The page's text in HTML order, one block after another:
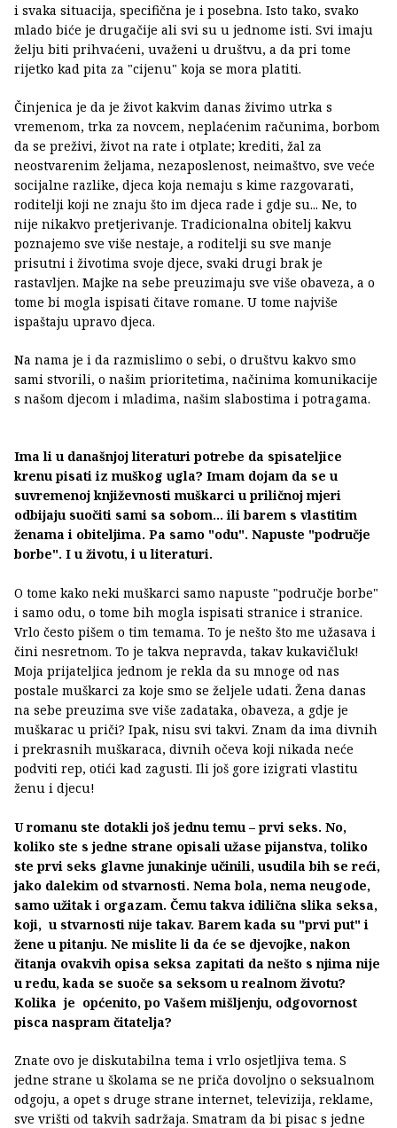
i svaka situacija, specifična je i posebna. Isto tako, svako
mlado biće je drugačije ali svi su u jednome isti. Svi imaju
želju biti prihvaćeni, uvaženi u društvu, a da pri tome
rijetko kad pita za "cijenu" koja se mora platiti.
Činjenica je da je život kakvim danas živimo utrka s
vremenom, trka za novcem, neplaćenim računima, borbom
da se preživi, život na rate i otplate; krediti, žal za
neostvarenim željama, nezaposlenost, neimaštvo, sve veće
socijalne razlike, djeca koja nemaju s kime razgovarati,
roditelji koji ne znaju što im djeca rade i gdje su... Ne, to
nije nikakvo pretjerivanje. Tradicionalna obitelj kakvu
poznajemo sve više nestaje, a roditelji su sve manje
prisutni i životima svoje djece, svaki drugi brak je
rastavljen. Majke na sebe preuzimaju sve više obaveza, a o
tome bi mogla ispisati čitave romane. U tome najviše
ispaštaju upravo djeca.
Na nama je i da razmislimo o sebi, o društvu kakvo smo
sami stvorili, o našim prioritetima, načinima komunikacije
s našom djecom i mladima, našim slabostima i potragama.
Ima li u današnjoj literaturi potrebe da spisateljice
krenu pisati iz muškog ugla? Imam dojam da se u
suvremenoj književnosti muškarci u priličnoj mjeri
odbijaju suočiti sami sa sobom… ili barem s vlastitim
ženama i obiteljima. Pa samo "odu". Napuste "područje
borbe". I u životu, i u literaturi.
O tome kako neki muškarci samo napuste "područje borbe"
i samo odu, o tome bih mogla ispisati stranice i stranice.
Vrlo često pišem o tim temama. To je nešto što me užasava i
čini nesretnom. To je takva nepravda, takav kukavičluk!
Moja prijateljica jednom je rekla da su mnoge od nas
postale muškarci za koje smo se željele udati. Žena danas
na sebe preuzima sve više zadataka, obaveza, a gdje je
muškarac u priči? Ipak, nisu svi takvi. Znam da ima divnih
i prekrasnih muškaraca, divnih očeva koji nikada neće
podviti rep, otići kad zagusti. Ili još gore izigrati vlastitu
ženu i djecu!
U romanu ste dotakli još jednu temu – prvi seks. No,
koliko ste s jedne strane opisali užase pijanstva, toliko
ste prvi seks glavne junakinje učinili, usudila bih se reći,
jako dalekim od stvarnosti. Nema bola, nema neugode,
samo užitak i orgazam. Čemu takva idilična slika seksa,
koji, u stvarnosti nije takav. Barem kada su "prvi put" i
žene u pitanju. Ne mislite li da će se djevojke, nakon
čitanja ovakvih opisa seksa zapitati da nešto s njima nije
u redu, kada se suoče sa seksom u realnom životu?
Kolika je općenito, po Vašem mišljenju, odgovornost
pisca naspram čitatelja?
Znate ovo je diskutabilna tema i vrlo osjetljiva tema. S
jedne strane u školama se ne priča dovoljno o seksualnom
odgoju, a opet s druge strane internet, televizija, reklame,
sve vrišti od takvih sadržaja. Smatram da bi pisac s jedne